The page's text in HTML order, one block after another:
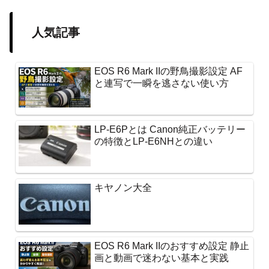
人気記事
EOS R6 Mark IIの野鳥撮影設定 AF
と連写で一瞬を逃さない使い方
LP-E6Pとは Canon純正バッテリー
の特徴とLP-E6NHとの違い
キヤノン大全
EOS R6 Mark IIのおすすめ設定 静止
画と動画で迷わない基本と実践